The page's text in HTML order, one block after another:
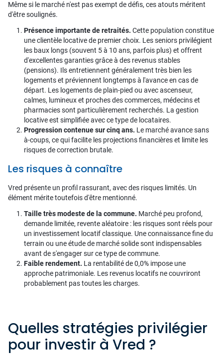
Même si le marché n'est pas exempt de défis, ces atouts méritent
d'être soulignés.
Présence importante de retraités. Cette population constitue
une clientèle locative de premier choix. Les seniors privilégient
les baux longs (souvent 5 à 10 ans, parfois plus) et offrent
d'excellentes garanties grâce à des revenus stables
(pensions). Ils entretiennent généralement très bien les
logements et préviennent longtemps à l'avance en cas de
départ. Les logements de plain-pied ou avec ascenseur,
calmes, lumineux et proches des commerces, médecins et
pharmacies sont particulièrement recherchés. La gestion
locative est simplifiée avec ce type de locataires.
Progression contenue sur cinq ans. Le marché avance sans
à-coups, ce qui facilite les projections financières et limite les
risques de correction brutale.
Les risques à connaître
Vred présente un profil rassurant, avec des risques limités. Un
élément mérite toutefois d'être mentionné.
Taille très modeste de la commune. Marché peu profond,
demande limitée, revente aléatoire : les risques sont réels pour
un investissement locatif classique. Une connaissance fine du
terrain ou une étude de marché solide sont indispensables
avant de s'engager sur ce type de commune.
Faible rendement. La rentabilité de 0,0% impose une
approche patrimoniale. Les revenus locatifs ne couvriront
probablement pas toutes les charges.
Quelles stratégies privilégier
pour investir à Vred ?